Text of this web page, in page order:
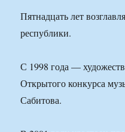
Пятнадцать лет
республики.
С 1998 года —
Открытого конкурса
Сабитова.